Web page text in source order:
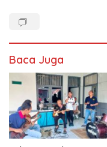
Baca Juga